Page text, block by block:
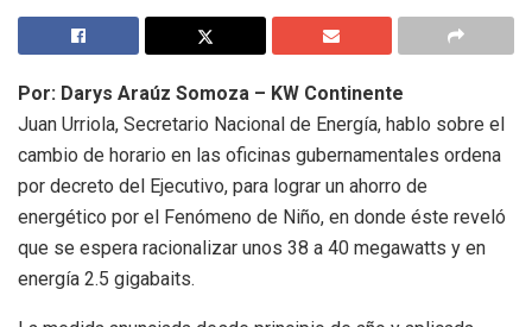
Por: Darys Araúz Somoza – KW Continente
Juan Urriola, Secretario Nacional de Energía, hablo sobre el
cambio de horario en las oficinas gubernamentales ordena
por decreto del Ejecutivo, para lograr un ahorro de
energético por el Fenómeno de Niño, en donde éste reveló
que se espera racionalizar unos 38 a 40 megawatts y en
energía 2.5 gigabaits.